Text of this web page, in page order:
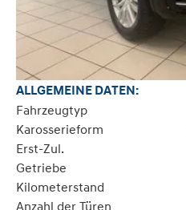
ALLGEMEINE DATEN:
Fahrzeugtyp
Karosserieform
Erst-Zul.
Getriebe
Kilometerstand
Anzahl der Türen